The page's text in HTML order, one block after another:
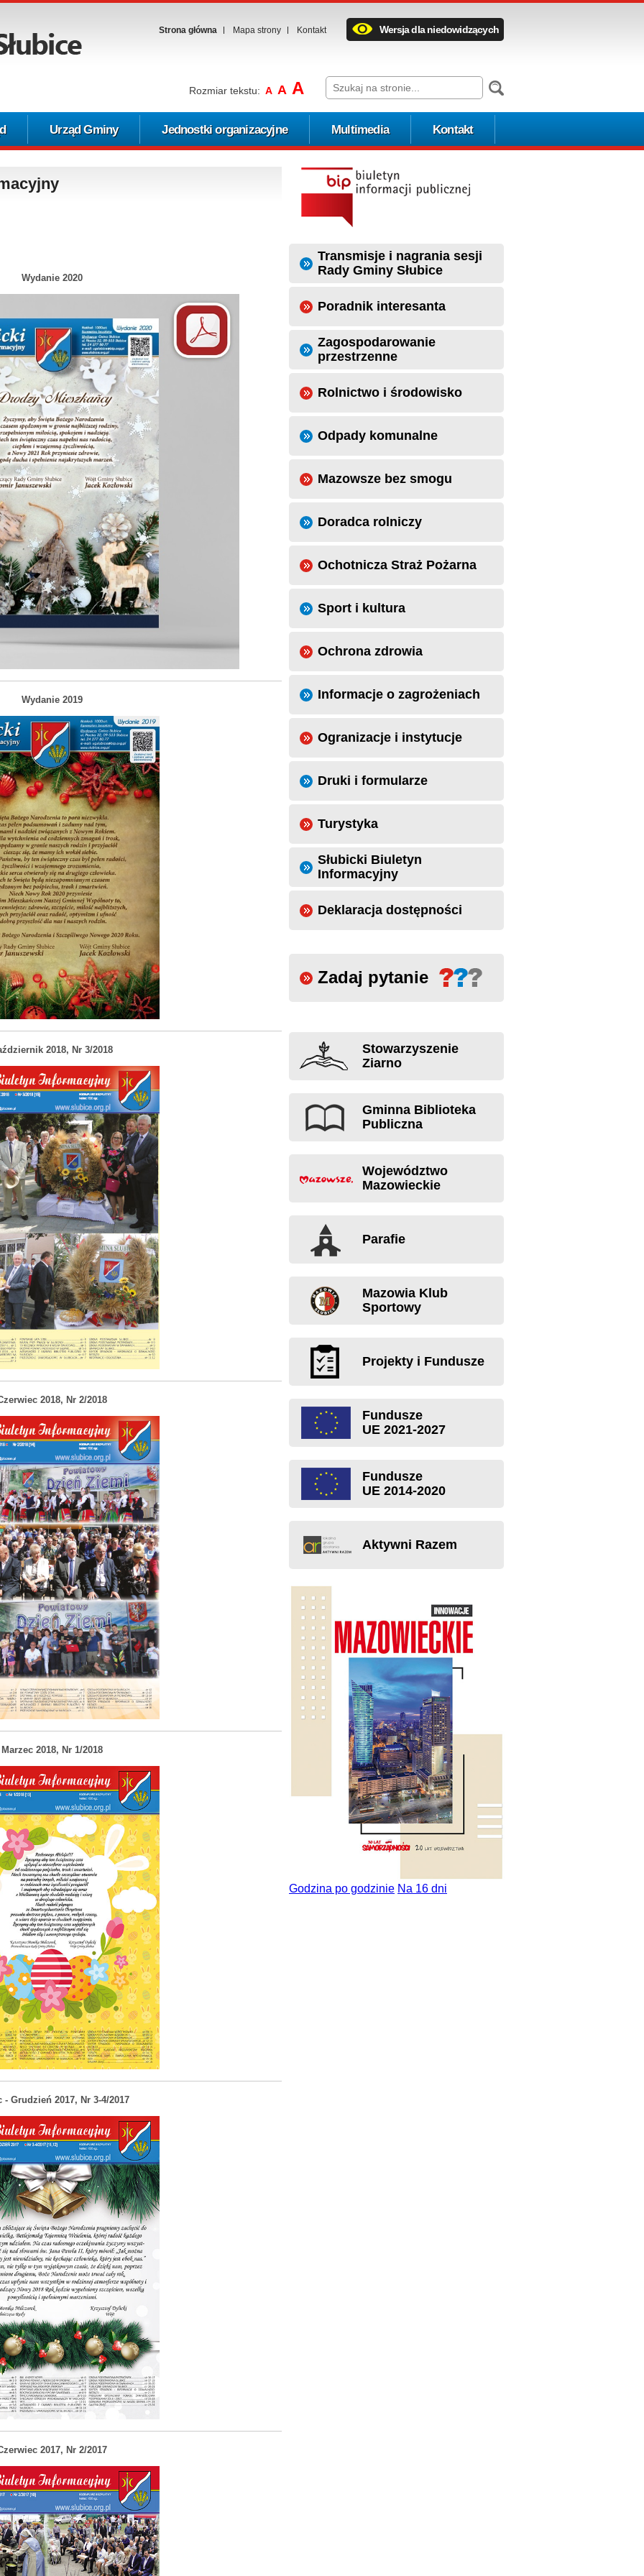
Strona główna Mapa strony Kontakt Wersja dla niedowidzących
Rozmiar tekstu: A A A
Urząd Gminy Jednostki organizacyjne Multimedia Kontakt
Wydanie 2020
Wydanie 2019
2018, Nr 3/2018
2018, Nr 2/2018
Marzec 2018, Nr 1/2018
- Grudzień 2017, Nr 3-4/2017
2017, Nr 2/2017
Transmisje i nagrania sesji
Rady Gminy Słubice
Poradnik interesanta
Zagospodarowanie
przestrzenne
Rolnictwo i środowisko
Odpady komunalne
Mazowsze bez smogu
Doradca rolniczy
Ochotnicza Straż Pożarna
Sport i kultura
Ochrona zdrowia
Informacje o zagrożeniach
Ogranizacje i instytucje
Druki i formularze
Turystyka
Słubicki Biuletyn
Informacyjny
Deklaracja dostępności
Zadaj pytanie
Stowarzyszenie
Ziarno
Gminna Biblioteka
Publiczna
Województwo
Mazowieckie
Parafie
Mazowia Klub
Sportowy
Projekty i Fundusze
Fundusze
UE 2021-2027
Fundusze
UE 2014-2020
Aktywni Razem
Godzina po godzinie Na 16 dni